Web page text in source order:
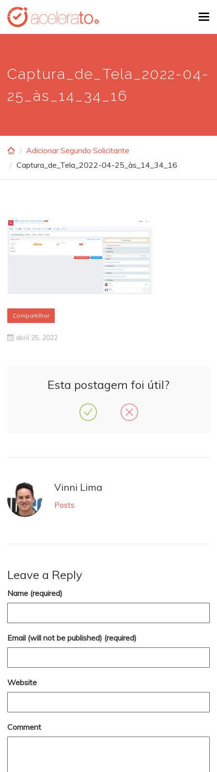
Skip
main
Captura_de_Tela_2022-04-
25_às_14_34_16
Adicionar Segundo Solicitante
Captura_de_Tela_2022-04-25_às_14_34_16
Compartilhar
abril 25, 2022
Esta postagem foi útil?
Vinni Lima
Posts
Leave a Reply
Name (required)
Email (will not be published) (required)
Website
Comment